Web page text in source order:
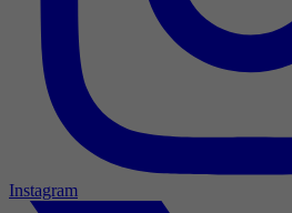
Instagram